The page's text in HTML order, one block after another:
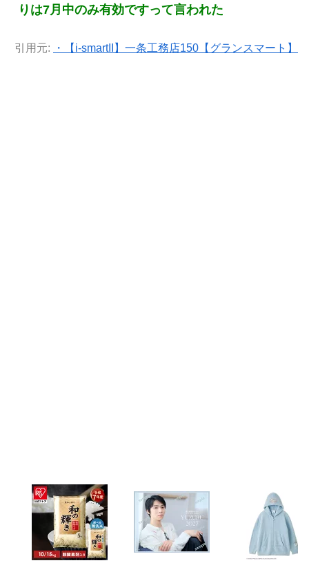
りは7月中のみ有効ですって言われた
引用元: ・【i-smartII】一条工務店150【グランスマート】